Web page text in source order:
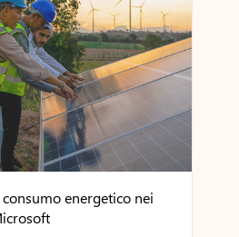
energetico nei